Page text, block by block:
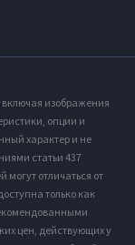
изображения
опции и
характер и не
статьи 437
отличаться от
только как
цен, действующих у